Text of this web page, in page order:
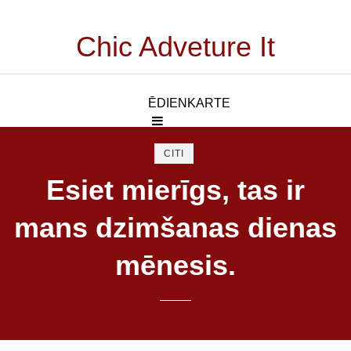
Chic Adveture It
ĒDIENKARTE
CITI
Esiet mierīgs, tas ir
mans dzimšanas dienas
mēnesis.